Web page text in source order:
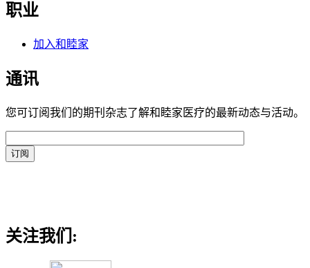
职业
加入和睦家
通讯
您可订阅我们的期刊杂志了解和睦家医疗的最新动态与活动。
关注我们: